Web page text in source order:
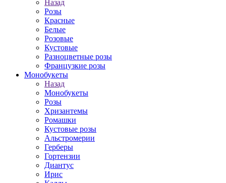
Назад
Розы
Красные
Белые
Розовые
Кустовые
Разноцветные розы
Французкие розы
Монобукеты
Назад
Монобукеты
Розы
Хризантемы
Ромашки
Кустовые розы
Альстромерии
Герберы
Гортензии
Диантус
Ирис